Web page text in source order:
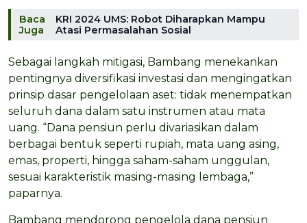
Baca
Juga
KRI 2024 UMS: Robot Diharapkan Mampu
Atasi Permasalahan Sosial
Sebagai langkah mitigasi, Bambang menekankan
pentingnya diversifikasi investasi dan mengingatkan
prinsip dasar pengelolaan aset: tidak menempatkan
seluruh dana dalam satu instrumen atau mata
uang. “Dana pensiun perlu divariasikan dalam
berbagai bentuk seperti rupiah, mata uang asing,
emas, properti, hingga saham-saham unggulan,
sesuai karakteristik masing-masing lembaga,”
paparnya.
Bambang mendorong pengelola dana pensiun